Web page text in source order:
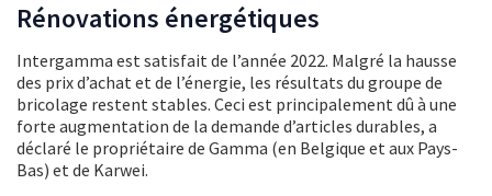
Rénovations énergétiques
Intergamma est satisfait de l’année 2022. Malgré la hausse
des prix d’achat et de l’énergie, les résultats du groupe de
bricolage restent stables. Ceci est principalement dû à une
forte augmentation de la demande d’articles durables, a
déclaré le propriétaire de Gamma (en Belgique et aux Pays-
Bas) et de Karwei.